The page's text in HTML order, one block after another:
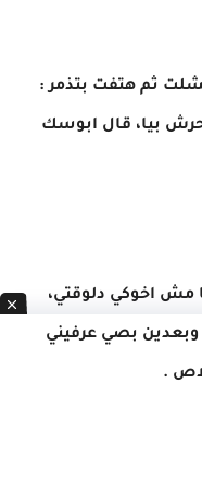
ثم هتفت بتذمر :
بيا، قال ابوسك
مش اخوكي دلوقتي،
وبعدين بصي عرفيني
.